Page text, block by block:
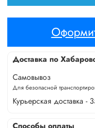
Доставка по
Самовывоз
Для безопасной
Курьерская доставка -
Способы оплаты